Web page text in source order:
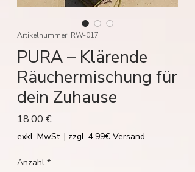
Artikelnummer: RW-017
PURA – Klärende
Räuchermischung für
dein Zuhause
18,00 €Preis
exkl. MwSt. | zzgl. 4,99€ Versand
Anzahl *